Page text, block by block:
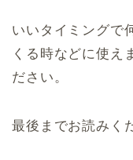
いいタイミングで
くる時などに使え
ださい。
最後までお読みく